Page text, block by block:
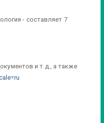
- составляет 7
и т.д., а также